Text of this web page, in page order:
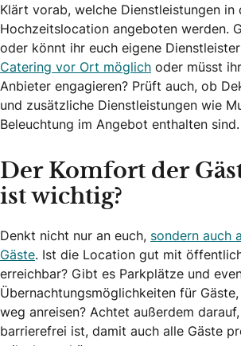
Klärt vorab, welche Dienstleistungen in
Hochzeitslocation angeboten werden.
oder könnt ihr euch eigene
Catering vor Ort möglich oder müsst
Anbieter engagieren? Prüft auch, ob
und zusätzliche Dienstleistungen wie
Beleuchtung im Angebot enthalten sind.
Der Komfort der
ist wichtig?
Denkt nicht nur an euch, sondern auch
Gäste. Ist die Location gut mit
erreichbar? Gibt es Parkplätze und
Übernachtungsmöglichkeiten für
weg anreisen? Achtet außerdem
barrierefrei ist, damit auch alle Gäste